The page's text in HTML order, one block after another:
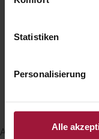
Statistiken
Personalisierung
Alle
Anfallssicheres Profil